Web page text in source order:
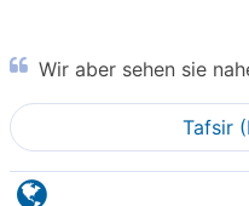
Wir aber sehen sie
Tafsir